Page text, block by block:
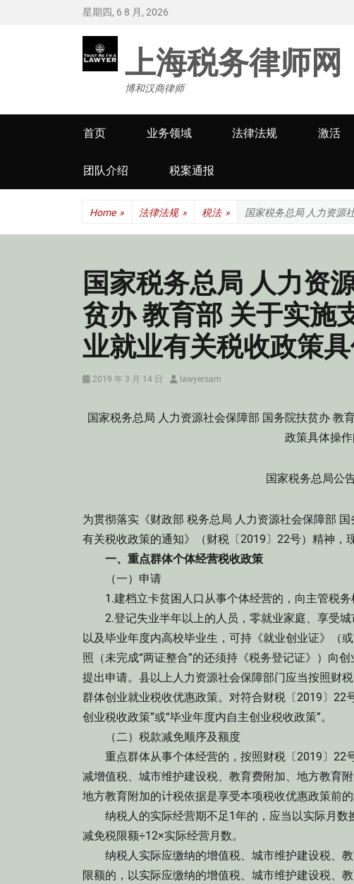
星期四, 6 8 月, 2026
上海税务律师网
博和汉商律师
Primary
menu
首页 业务领域 法律法规 激活
团队介绍 税案通报
Home » 法律法规 » 税法 » 国家税务总局 人力资源
国家税务总局 人力资
贫办 教育部 关于实施
业就业有关税收政策
Posted
2019 年 3 月 14 日 Authorlawyersam
国家税务总局 人力资源社会保障部 国务院扶贫办 教
政策具体操
国家税务总局公
为贯彻落实《财政部 税务总局 人力资源社会保障部
有关税收政策的通知》（财税〔2019〕22号）精神，
一、重点群体个体经营税收政策
（一）申请
1.建档立卡贫困人口从事个体经营的，向主管税务
2.登记失业半年以上的人员，零就业家庭、享受城
以及毕业年度内高校毕业生，可持《就业创业证》（
照（未完成“两证整合”的还须持《税务登记证》）向
提出申请。县以上人力资源社会保障部门应当按照财
群体创业就业税收优惠政策。对符合财税〔2019〕22
创业税收政策”或“毕业年度内自主创业税收政策”。
（二）税款减免顺序及额度
重点群体从事个体经营的，按照财税〔2019〕22
减增值税、城市维护建设税、教育费附加、地方教育
地方教育附加的计税依据是享受本项税收优惠政策前的
纳税人的实际经营期不足1年的，应当以实际月数
减免税限额÷12×实际经营月数。
纳税人实际应缴纳的增值税、城市维护建设税、教
限额的，以实际应缴纳的增值税、城市维护建设税、